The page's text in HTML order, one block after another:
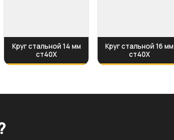
Круг стальной 14 мм
ст40Х
Круг стальной 16 мм
ст40Х